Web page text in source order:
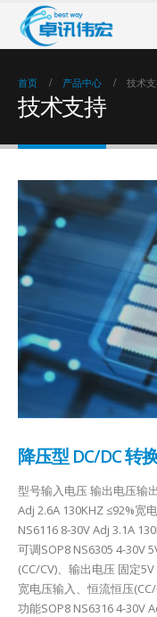
首页 产品中心 技术
技术支持
降压型 DC/DC 转
型号输入电压 输出电压输
Adj 2.6A 130KHZ ≤92%宽
NS6116 8-30V Adj 3.1A
可调SOP8 NS6305 4-30V
(CC/CV)、输出电压 固定
宽电压输入、恒流恒压
功能SOP8 NS6316 4-30V